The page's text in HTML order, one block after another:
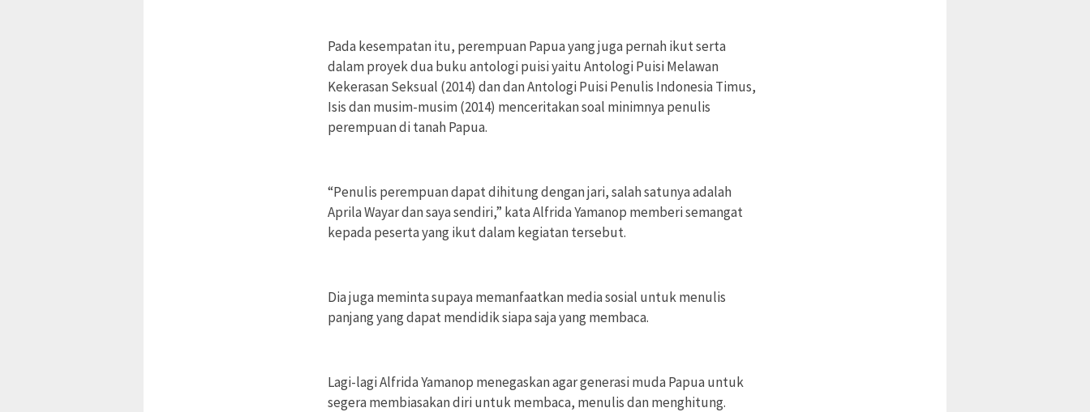
Pada kesempatan itu, perempuan Papua yang juga pernah ikut serta
dalam proyek dua buku antologi puisi yaitu Antologi Puisi Melawan
Kekerasan Seksual (2014) dan dan Antologi Puisi Penulis Indonesia Timus,
Isis dan musim-musim (2014) menceritakan soal minimnya penulis
perempuan di tanah Papua.
“Penulis perempuan dapat dihitung dengan jari, salah satunya adalah
Aprila Wayar dan saya sendiri,” kata Alfrida Yamanop memberi semangat
kepada peserta yang ikut dalam kegiatan tersebut.
Dia juga meminta supaya memanfaatkan media sosial untuk menulis
panjang yang dapat mendidik siapa saja yang membaca.
Lagi-lagi Alfrida Yamanop menegaskan agar generasi muda Papua untuk
segera membiasakan diri untuk membaca, menulis dan menghitung.